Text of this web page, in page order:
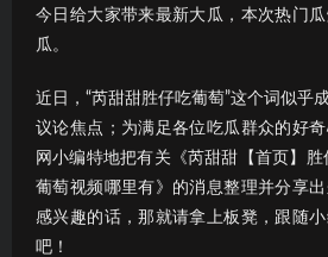
今日给大家带来最新大瓜，本次热门
瓜。
近日，“芮甜甜胜仔吃葡萄”这个词似乎
议论焦点；为满足各位吃瓜群众的好
网小编特地把有关《芮甜甜【首页】
葡萄视频哪里有》的消息整理并分享
感兴趣的话，那就请拿上板凳，跟随
吧！